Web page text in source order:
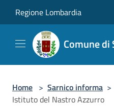
Regione Lombardia
Comune di
Home > Sarnico informa >
Istituto del Nastro Azzurro